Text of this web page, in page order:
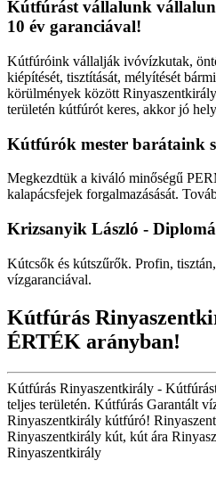
Kútfúrást vállalunk
10 év garanciával!
Kútfúróink vállalják ivóvízkutak,
kiépítését, tisztítását, mélyítését
körülmények között
területén kútfúrót keres, akkor jó
Kútfúrók mester barátaink
Megkezdtük a kiváló minőségű
kalapácsfejek forgalmazásását.
Krizsanyik László -
Kútcsők és kútszűrők. Profin,
vízgaranciával.
Kútfúrás
ÉRTÉK arányban!
Kútfúrás Rinyaszentkirály -
teljes területén. Kútfúrás Garantált
Rinyaszentkirály kútfúró!
Rinyaszentkirály kút, kút ára
Rinyaszentkirály